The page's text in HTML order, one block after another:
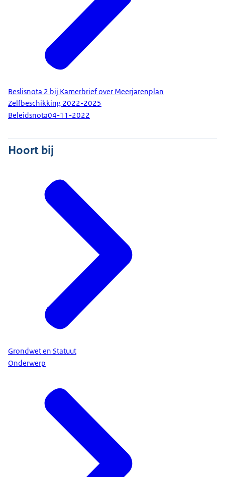
Beslisnota 2 bij Kamerbrief over Meerjarenplan
Zelfbeschikking 2022-2025
Beleidsnota04-11-2022
Hoort bij
Grondwet en Statuut
Onderwerp